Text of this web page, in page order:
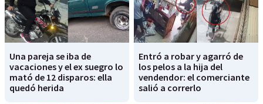
Una pareja se iba de
vacaciones y el ex suegro lo
mató de 12 disparos: ella
quedó herida
Entró a robar y agarró de
los pelos a la hija del
vendendor: el comerciante
salió a correrlo